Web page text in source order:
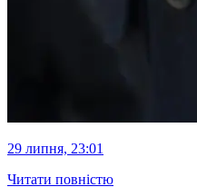
29 липня, 23:01
Читати повністю